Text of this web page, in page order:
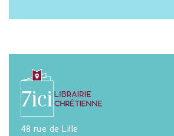
48 rue de Lille